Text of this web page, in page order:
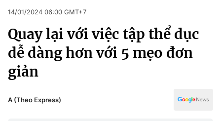
Chuyên mục
Chính trị
Xã hội
Pháp luật
Pháp luật
Kinh tế
Thể thao
Truyền hình
Văn hóa - Giải trí
Công nghệ
14/01/2024 06:00 GMT+7
Quay lại với việc tập thể dục
dễ dàng hơn với 5 mẹo đơn
giản
A (Theo Express)